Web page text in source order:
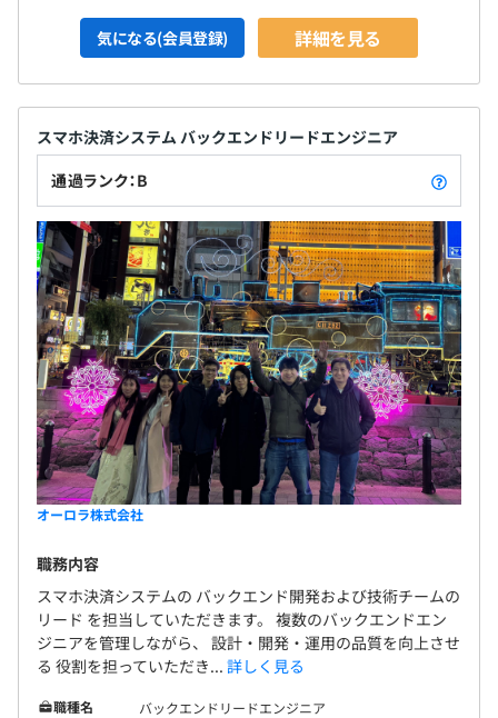
気になる(会員登録) 詳細を見る
スマホ決済システム バックエンドリードエンジニア
通過ランク：B
オーロラ株式会社
職務内容
スマホ決済システムの バックエンド開発および技術チームの
リード を担当していただきます。 複数のバックエンドエン
ジニアを管理しながら、 設計・開発・運用の品質を向上させ
る 役割を担っていただき... 詳しく見る
職種名
バックエンドリードエンジニア